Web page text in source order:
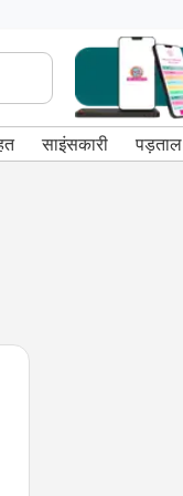
साइंसकारी पड़ताल